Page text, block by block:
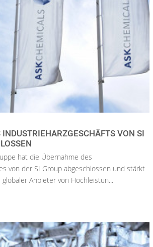
VON SI
hat die Übernahme des
von der SI Group abgeschlossen und stärkt
Anbieter von Hochleistun...